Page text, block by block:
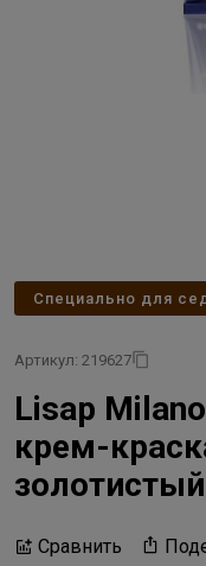
Специально для
Артикул: 219627
Lisap
крем-
Сравнить